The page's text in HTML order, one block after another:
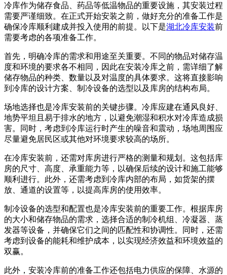
冷库作为储存食品、药品等低温物品的重要设施，其安装过程
需要严谨细致。在正式开始安装之前，做好充分的准备工作是
确保冷库顺利建成并投入使用的前提。以下是湖北冷库安装前
需要考虑的各项准备工作。
首先，明确冷库的需求和用途至关重要。不同的物品对储存温
度和环境的要求各不相同，因此在安装冷库之前，需详细了解
储存物品的种类、数量以及对温度的具体要求。这将直接影响
到冷库的设计方案、制冷设备的选型以及库房的结构布局。
场地选择也是冷库安装前的关键步骤。冷库应建在通风良好、
地势平坦且易于排水的地方，以避免潮湿和积水对冷库造成损
害。同时，考虑到冷库运行时产生的噪音和震动，场地周围应
尽量避免居民区或其他对环境要求较高的场所。
在冷库安装前，还需对库房进行严格的测量和规划。这包括库
房的尺寸、高度、承重能力等，以确保后续的设计和施工能够
顺利进行。此外，还需考虑到冷库内部的布局，如货架的摆
放、通道的设置等，以提高库房的使用效率。
制冷设备的选型和配置也是冷库安装前的重要工作。根据库房
的大小和储存物品的需求，选择合适的制冷机组、冷凝器、蒸
发器等设备，并确保它们之间的匹配性和协调性。同时，还需
考虑到设备的能耗和维护成本，以实现经济效益和环境效益的
双赢。
此外，安装冷库前的准备工作还包括电力供应的保障、水源的